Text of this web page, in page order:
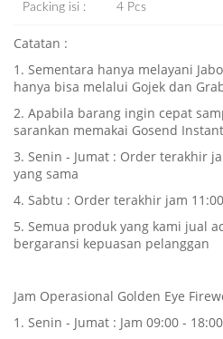
Packing isi : 4 Pcs
Catatan :
1. Sementara hanya melayani
hanya bisa melalui Gojek dan
2. Apabila barang ingin cepat
sarankan memakai Gosend
3. Senin - Jumat : Order terakhir
yang sama
4. Sabtu : Order terakhir jam
5. Semua produk yang kami jual
bergaransi kepuasan pelanggan
Jam Operasional Golden Eye
1. Senin - Jumat : Jam 09:00 - 18:00